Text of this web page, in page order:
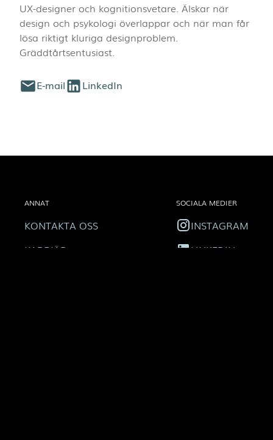
UX-designer och kognitionsvetare. Älskar när
design och psykologi överlappar och när man får
lösa riktigt kluriga designproblem.
Gräddtårtsentusiast.
E-mail LinkedIn
ANNAT
KONTAKTA OSS
KARRIÄR
SOCIALA MEDIER
INSTAGRAM
LINKEDIN